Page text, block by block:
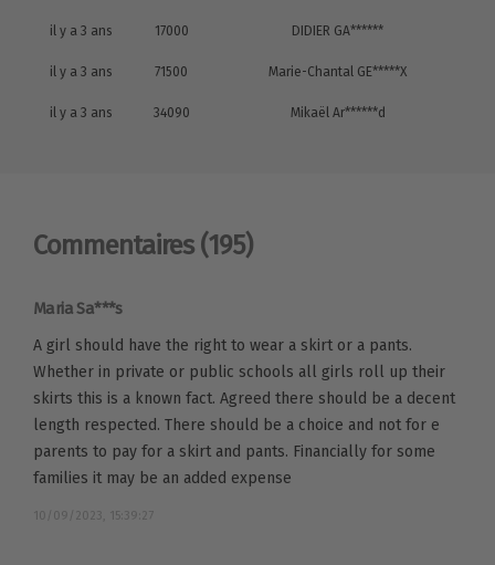
il y a 3 ans 17000 DIDIER GA******
il y a 3 ans 71500 Marie-Chantal GE*****X
il y a 3 ans 34090 Mikaël Ar******d
Commentaires (195)
Maria Sa***s
A girl should have the right to wear a skirt or a pants.
Whether in private or public schools all girls roll up their
skirts this is a known fact. Agreed there should be a decent
length respected. There should be a choice and not for e
parents to pay for a skirt and pants. Financially for some
families it may be an added expense
10/09/2023, 15:39:27